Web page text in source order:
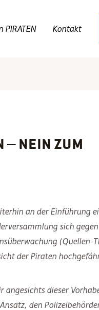
PIRATEN Kontakt
Nein zum
an der Einführung
sich
(Quellen-
der Piraten
dieser
den